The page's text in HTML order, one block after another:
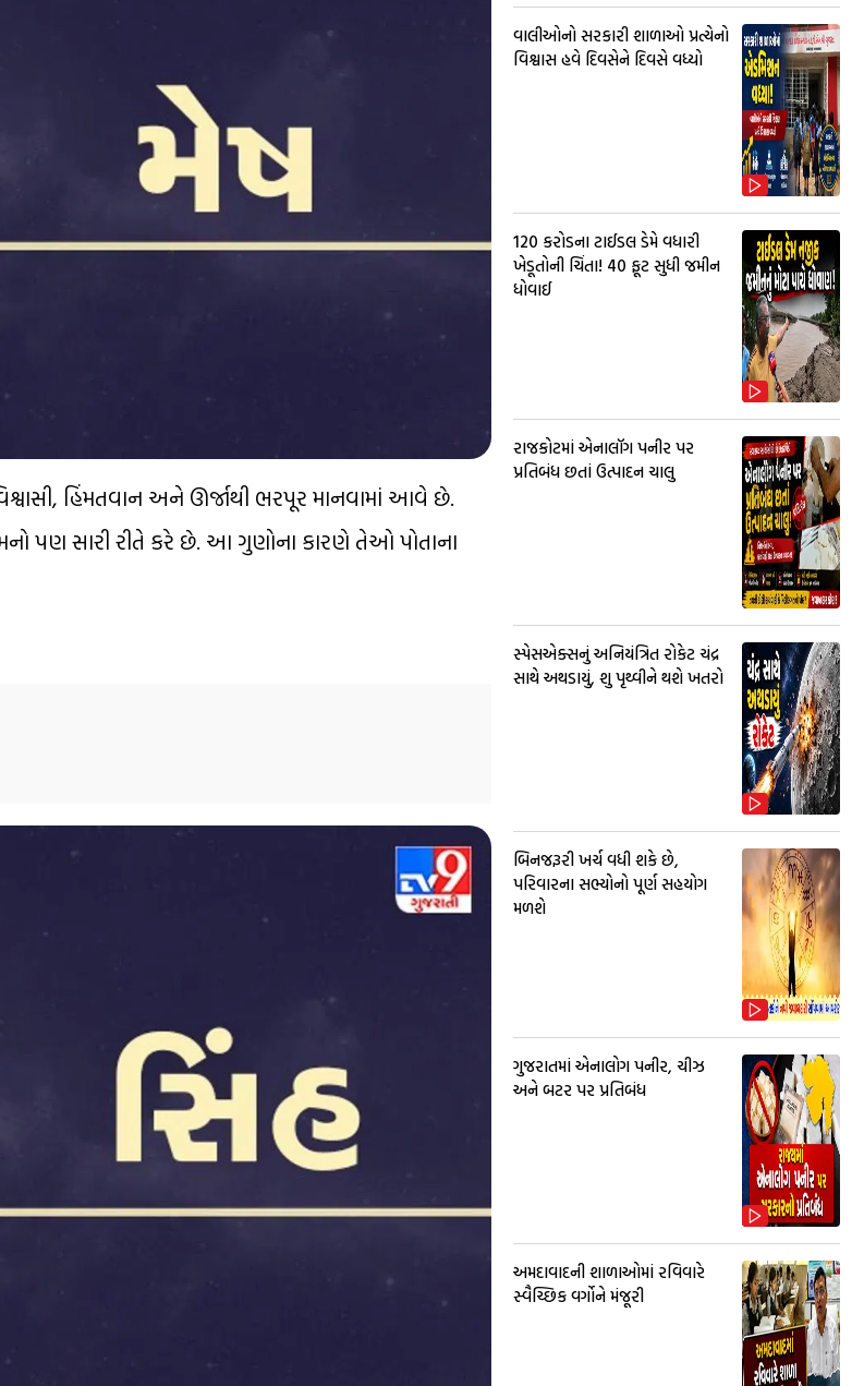
હિંમતવાન અને ઊર્જાથી ભરપૂર માનવામાં આવે છે.
પણ સારી રીતે કરે છે. આ ગુણોના કારણે તેઓ પોતાના
વાલીઓનો સરકારી શાળાઓ પ્રત્યેનો
વિશ્વાસ હવે દિવસેને દિવસે વધ્યો
₹120 કરોડના ટાઈડલ ડેમે વધારી
ખેડૂતોની ચિંતા! 40 ફૂટ સુધી જમીન
ધોવાઈ
રાજકોટમાં એનાલૉગ પનીર પર
પ્રતિબંધ છતાં ઉત્પાદન ચાલુ
સ્પેસએક્સનું અનિયંત્રિત રોકેટ ચંદ્ર
સાથે અથડાયું, શુ પૃથ્વીને થશે ખતરો
બિનજરૂરી ખર્ચ વધી શકે છે,
પરિવારના સભ્યોનો પૂર્ણ સહયોગ
મળશે
ગુજરાતમાં એનાલોગ પનીર, ચીઝ
અને બટર પર પ્રતિબંધ
અમદાવાદની શાળાઓમાં રવિવારે
સ્વૈચ્છિક વર્ગોને મંજૂરી